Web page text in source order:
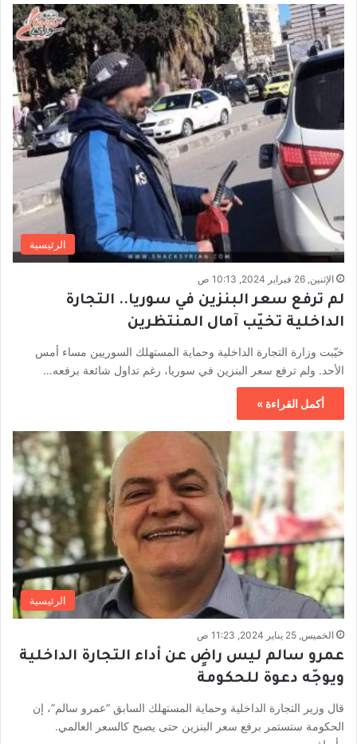
الرئيسية
الإثنين, 26 فبراير 2024, 10:13 ص
لم ترفع سعر البنزين في سوريا.. التجارة
الداخلية تخيّب آمال المنتظرين
خيّبت وزارة التجارة الداخلية وحماية المستهلك السوريين مساء أمس
الأحد. ولم ترفع سعر البنزين في سوريا، رغم تداول شائعة برفعه…
أكمل القراءة »
الرئيسية
الخميس, 25 يناير 2024, 11:23 ص
عمرو سالم ليس راضٍ عن أداء التجارة الداخلية
ويوجّه دعوة للحكومة
قال وزير التجارة الداخلية وحماية المستهلك السابق “عمرو سالم”، إن
الحكومة ستستمر برفع سعر البنزين حتى يصبح كالسعر العالمي.